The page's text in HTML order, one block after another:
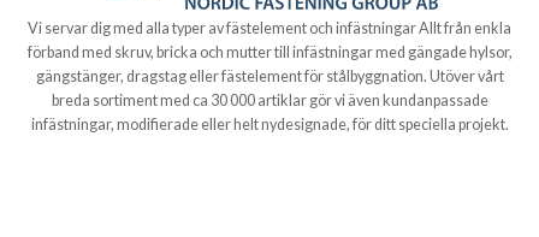
Vi servar dig med alla typer av fästelement och infästningar Allt från enkla
förband med skruv, bricka och mutter till infästningar med gängade hylsor,
gängstänger, dragstag eller fästelement för stålbyggnation. Utöver vårt
breda sortiment med ca 30 000 artiklar gör vi även kundanpassade
infästningar, modifierade eller helt nydesignade, för ditt speciella projekt.